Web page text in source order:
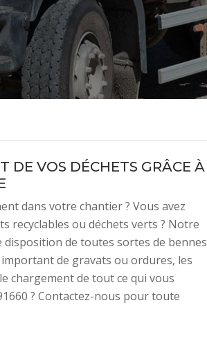
DE VOS DÉCHETS GRÂCE À
dans votre chantier ? Vous avez
recyclables ou déchets verts ? Notre
de toutes sortes de bennes
de gravats ou ordures, les
chargement de tout ce qui vous
? Contactez-nous pour toute